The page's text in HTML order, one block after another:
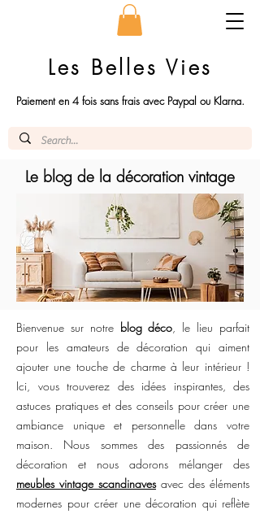
Les Belles Vies
Paiement en 4 fois sans frais avec Paypal ou Klarna.
Le blog de la décoration vintage
Bienvenue sur notre blog déco, le lieu parfait
pour les amateurs de décoration qui aiment
ajouter une touche de charme à leur intérieur !
Ici, vous trouverez des idées inspirantes, des
astuces pratiques et des conseils pour créer une
ambiance unique et personnelle dans votre
maison. Nous sommes des passionnés de
décoration et nous adorons mélanger des
meubles vintage scandinavesavec des éléments
modernes pour créer une décoration qui reflète